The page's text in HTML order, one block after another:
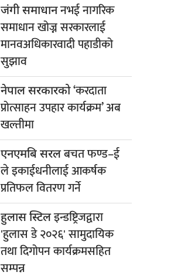
जंगी समाधाननभई नागरिक
समाधान खोज्न सरकारलाई
मानवअधिकारवादी पहाडीको
सुझाव
नेपाल सरकारको‘करदाता
प्रोत्साहन उपहार कार्यक्रम’ अब
खल्तीमा
एनएमबि सरलबचत फण्ड–ई
ले इकाईधनीलाई आकर्षक
प्रतिफल वितरण गर्ने
हुलास स्टिलइन्डष्ट्रिजद्वारा
'हुलास डे २०२६' सामुदायिक
तथा दिगोपन कार्यक्रमसहित
सम्पन्न